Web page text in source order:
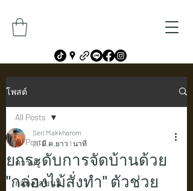
โพสต์
All Posts
ความรู้
กล่องใส่ขนม
All Posts
ยกระดับการจัดบ้านด้วย
"กล่องไม้สั่งทำ" ตัวช่วย
Seri Makkharom
20 มี.ค. ยาว 1 นาที